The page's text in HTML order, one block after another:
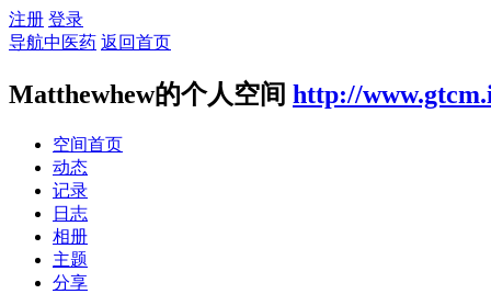
注册 登录
导航中医药 返回首页
Matthewhew的个人空间 http://
空间首页
动态
记录
日志
相册
主题
分享